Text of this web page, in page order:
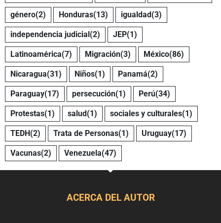
género(2) Honduras(13) igualdad(3)
independencia judicial(2) JEP(1)
Latinoamérica(7) Migración(3) México(86)
Nicaragua(31) Niños(1) Panamá(2)
Paraguay(17) persecución(1) Perú(34)
Protestas(1) salud(1) sociales y culturales(1)
TEDH(2) Trata de Personas(1) Uruguay(17)
Vacunas(2) Venezuela(47)
ACERCA DEL AUTOR